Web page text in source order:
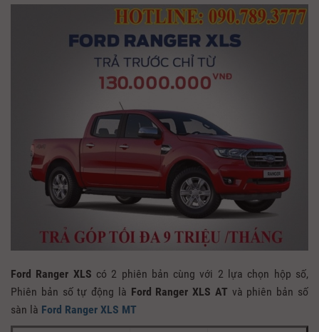
Ford Ranger XLS có 2 phiên bản cùng với 2 lựa chọn hộp số,
Phiên bản số tự động là Ford Ranger XLS AT và phiên bản số
sàn là Ford Ranger XLS MT